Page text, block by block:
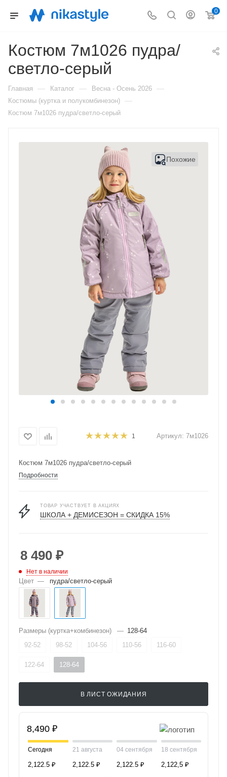
0
Костюм 7м1026 пудра/
светло-серый
Главная — Каталог — Весна - Осень 2026 —
Костюмы (куртка и полукомбинезон) —
Костюм 7м1026 пудра/светло-серый
Похожие
1 Артикул: 7м1026
Костюм 7м1026 пудра/светло-серый
Подробности
ТОВАР УЧАСТВУЕТ В АКЦИЯХ
ШКОЛА + ДЕМИСЕЗОН = СКИДКА 15%
8 490 ₽
Нет в наличии
Цвет — пудра/светло-серый
Размеры (куртка+комбинезон) — 128-64
92-52
98-52 104-56 110-56 116-60
122-64 128-64
В ЛИСТ ОЖИДАНИЯ
8,490 ₽
Сегодня
2,122.5 ₽
21 августа
2,122.5 ₽
04 сентября
2,122.5 ₽
18 сентября
2,122,5 ₽